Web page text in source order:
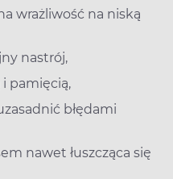
wrażliwość na niską
nastrój,
pamięcią,
błędami
nawet łuszcząca się